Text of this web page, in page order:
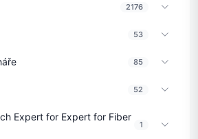
2176
53
85
52
Expert for Expert for Fiber
1